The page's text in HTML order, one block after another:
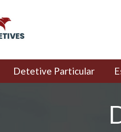
Detetive Particular